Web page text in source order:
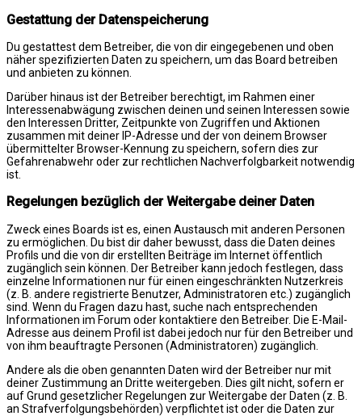
Gestattung der Datenspeicherung
Du gestattest dem Betreiber, die von dir eingegebenen und oben
näher spezifizierten Daten zu speichern, um das Board betreiben
und anbieten zu können.
Darüber hinaus ist der Betreiber berechtigt, im Rahmen einer
Interessenabwägung zwischen deinen und seinen Interessen sowie
den Interessen Dritter, Zeitpunkte von Zugriffen und Aktionen
zusammen mit deiner IP-Adresse und der von deinem Browser
übermittelter Browser-Kennung zu speichern, sofern dies zur
Gefahrenabwehr oder zur rechtlichen Nachverfolgbarkeit notwendig
ist.
Regelungen bezüglich der Weitergabe deiner Daten
Zweck eines Boards ist es, einen Austausch mit anderen Personen
zu ermöglichen. Du bist dir daher bewusst, dass die Daten deines
Profils und die von dir erstellten Beiträge im Internet öffentlich
zugänglich sein können. Der Betreiber kann jedoch festlegen, dass
einzelne Informationen nur für einen eingeschränkten Nutzerkreis
(z. B. andere registrierte Benutzer, Administratoren etc.) zugänglich
sind. Wenn du Fragen dazu hast, suche nach entsprechenden
Informationen im Forum oder kontaktiere den Betreiber. Die E-Mail-
Adresse aus deinem Profil ist dabei jedoch nur für den Betreiber und
von ihm beauftragte Personen (Administratoren) zugänglich.
Andere als die oben genannten Daten wird der Betreiber nur mit
deiner Zustimmung an Dritte weitergeben. Dies gilt nicht, sofern er
auf Grund gesetzlicher Regelungen zur Weitergabe der Daten (z. B.
an Strafverfolgungsbehörden) verpflichtet ist oder die Daten zur